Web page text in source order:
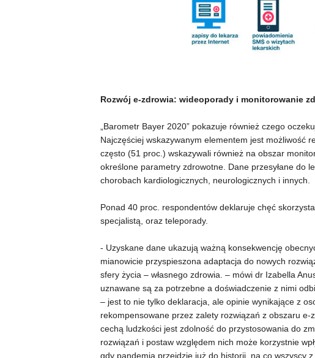
Rozwój e-zdrowia: wideoporady i monitorowanie
„Barometr Bayer 2020” pokazuje również czego
Najczęściej wskazywanym elementem jest możliwość
często (51 proc.) wskazywali również na obszar
określone parametry zdrowotne. Dane przesyłane do
chorobach kardiologicznych, neurologicznych i innych.
Ponad 40 proc. respondentów deklaruje chęć
specjalistą, oraz teleporady.
- Uzyskane dane ukazują ważną konsekwencję
mianowicie przyspieszona adaptacja do nowych
sfery życia – własnego zdrowia. – mówi dr Izabella
uznawane są za potrzebne a doświadczenie z nimi
– jest to nie tylko deklaracja, ale opinie wynikające z
rekompensowane przez zalety rozwiązań z obszaru
cechą ludzkości jest zdolność do przystosowania do
rozwiązań i postaw względem nich może korzystnie
gdy pandemia przejdzie już do historii, na co wszyscy